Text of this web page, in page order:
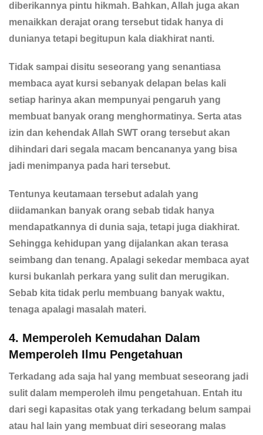
diberikannya pintu hikmah. Bahkan, Allah juga akan
menaikkan derajat orang tersebut tidak hanya di
dunianya tetapi begitupun kala diakhirat nanti.
Tidak sampai disitu seseorang yang senantiasa
membaca ayat kursi sebanyak delapan belas kali
setiap harinya akan mempunyai pengaruh yang
membuat banyak orang menghormatinya. Serta atas
izin dan kehendak Allah SWT orang tersebut akan
dihindari dari segala macam bencananya yang bisa
jadi menimpanya pada hari tersebut.
Tentunya keutamaan tersebut adalah yang
diidamankan banyak orang sebab tidak hanya
mendapatkannya di dunia saja, tetapi juga diakhirat.
Sehingga kehidupan yang dijalankan akan terasa
seimbang dan tenang. Apalagi sekedar membaca ayat
kursi bukanlah perkara yang sulit dan merugikan.
Sebab kita tidak perlu membuang banyak waktu,
tenaga apalagi masalah materi.
4. Memperoleh Kemudahan Dalam
Memperoleh Ilmu Pengetahuan
Terkadang ada saja hal yang membuat seseorang jadi
sulit dalam memperoleh ilmu pengetahuan. Entah itu
dari segi kapasitas otak yang terkadang belum sampai
atau hal lain yang membuat diri seseorang malas